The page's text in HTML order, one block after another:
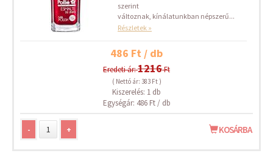
szerint
változnak, kínálatunkban népszerű...
Részletek »
486 Ft / db
Eredeti ár:1216Ft
( Nettó ár: 383 Ft )
Kiszerelés: 1 db
Egységár: 486 Ft / db
- + KOSÁRBA